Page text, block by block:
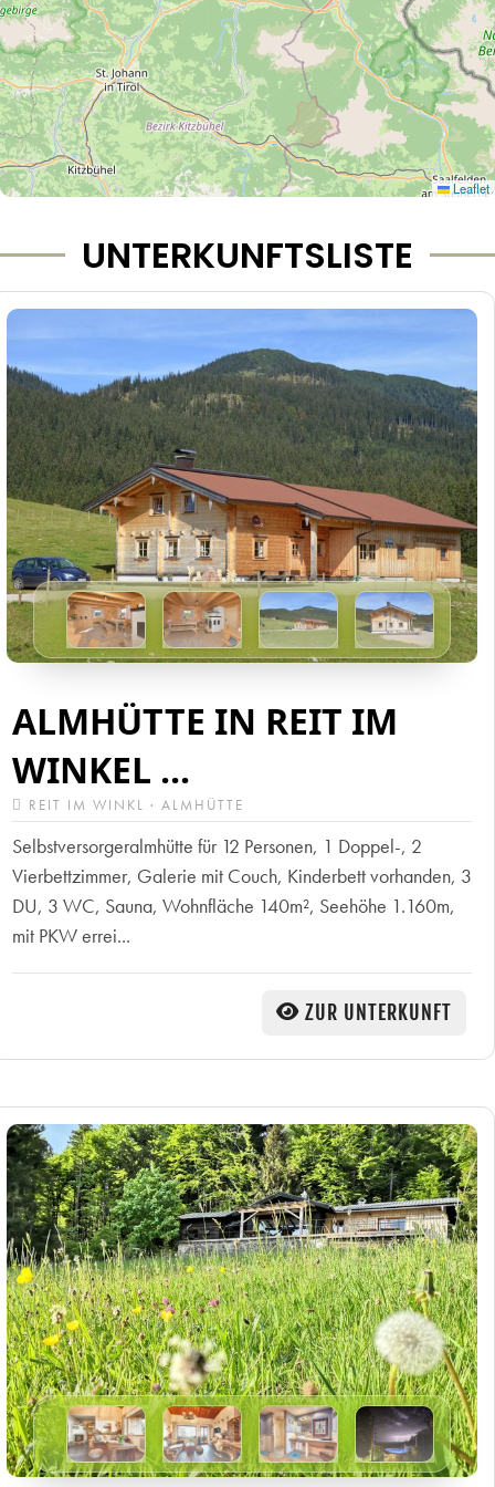
Leaflet
UNTERKUNFTSLISTE
ALMHÜTTE IN REIT IM
WINKEL ...
REIT IM WINKL · ALMHÜTTE
Selbstversorgeralmhütte für 12 Personen, 1 Doppel-, 2
Vierbettzimmer, Galerie mit Couch, Kinderbett vorhanden, 3
DU, 3 WC, Sauna, Wohnfläche 140m², Seehöhe 1.160m,
mit PKW errei...
ZUR UNTERKUNFT